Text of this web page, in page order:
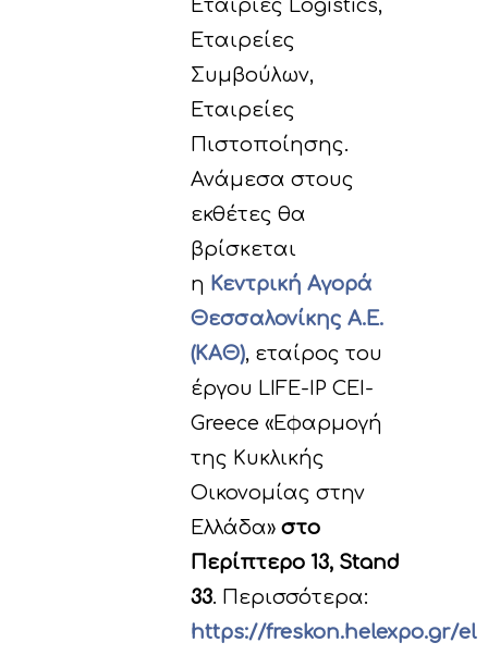
Εταιρίες Logistics,
Εταιρείες
Συμβούλων,
Εταιρείες
Πιστοποίησης.
Ανάμεσα στους
εκθέτες θα
βρίσκεται
η Κεντρική Αγορά
Θεσσαλονίκης Α.Ε.
(ΚΑΘ), εταίρος του
έργου LIFE-IP CEI-
Greece «Εφαρμογή
της Κυκλικής
Οικονομίας στην
Ελλάδα» στο
Περίπτερο 13, Stand
33. Περισσότερα:
https://freskon.helexpo.gr/el
Παραδοτέα
Άλλα